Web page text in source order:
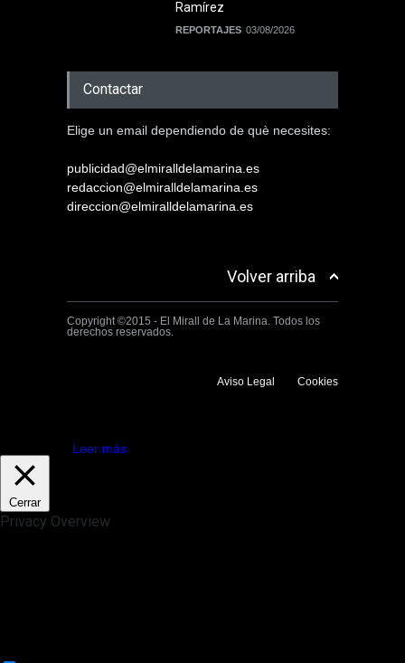
Ramírez
REPORTAJES 03/08/2026
Contactar
Elige un email dependiendo de què necesites:
publicidad@elmiralldelamarina.es
redaccion@elmiralldelamarina.es
direccion@elmiralldelamarina.es
Volver arriba
Copyright ©2015 - El Mirall de La Marina. Todos los
derechos reservados.
Aviso Legal Cookies
Leer más
Cerrar
Privacy Overview